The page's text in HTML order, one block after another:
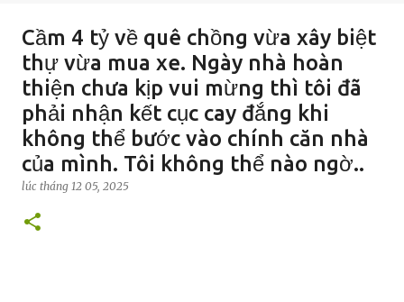
Cầm 4 tỷ về quê chồng vừa xây biệt
thự vừa mua xe. Ngày nhà hoàn
thiện chưa kịp vui mừng thì tôi đã
phải nhận kết cục cay đắng khi
không thể bước vào chính căn nhà
của mình. Tôi không thể nào ngờ..
lúc tháng 12 05, 2025